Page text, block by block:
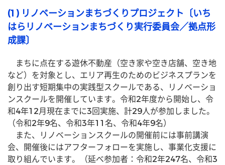
(1) リノベーションまちづくりプロジェクト〔いち
はらリノベーションまちづくり実行委員会／拠点形
成課〕
まちに点在する遊休不動産（空き家や空き店舗、空き地
など）を対象とし、エリア再生のためのビジネスプランを
創り出す短期集中の実践型スクールである、リノベーショ
ンスクールを開催しています。令和2年度から開始し、令
和4年12月現在までに3回実施、計29人が参加しました。
（令和2年9名、令和3年11名、令和4年9名）
また、リノベーションスクールの開催前には事前講演
会、開催後にはアフターフォローを実施し、事業化支援に
取り組んでいます。（延べ参加者：令和2年247名、令和3